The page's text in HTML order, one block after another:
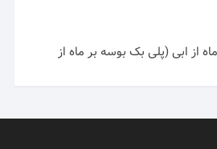
از ابی (پلی بک بوسه بر ماه از